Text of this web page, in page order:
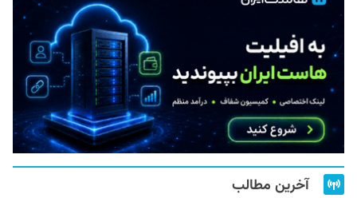
آخرین مطالب